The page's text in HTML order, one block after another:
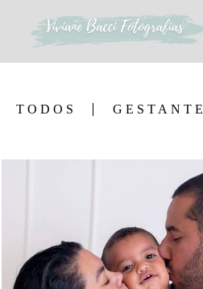
TODOS GESTANTE